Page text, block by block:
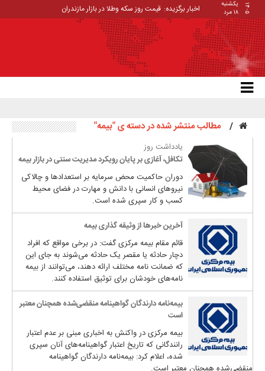
۱۴۰۵
یکشنبه
۱۸ مرد
اخبار برگزیده: قیمت روز سکه وطلا در بازار مازندران
مطالب منتشر شده در دسته ی "بیمه"
یادداشت روز
تکافل، آغازی بر پایان رویکرد مدیریت سنتی در بازار بیمه
دوران حاکمیت محض سرمایه بر استعدادها و چالاکی
نیروهای انسانی با دانش و مهارت در فضای محیط
کسب و کار سپری شده است.
آخرین خبرها از وثیقه گذاری بیمه
قائم مقام بیمه مرکزی گفت: در برخی مواقع که افراد
دچار حادثه یا مقصر یک حادثه می‌شوند به جای این
که ضمانت نامه مختلف ارائه دهند، می‌توانند از بیمه
نامه‌های خودشان برای توثیق استفاده کنند.
بیمه‌نامه دارندگان گواهینامه منقضی‌شده همچنان معتبر
است
بیمه مرکزی در واکنش به اخباری مبنی بر عدم اعتبار
رانندگانی که تاریخ اعتبار گواهینامه‌های آنان سپری
شده، اعلام کرد: بیمه‌نامه دارندگان گواهینامه